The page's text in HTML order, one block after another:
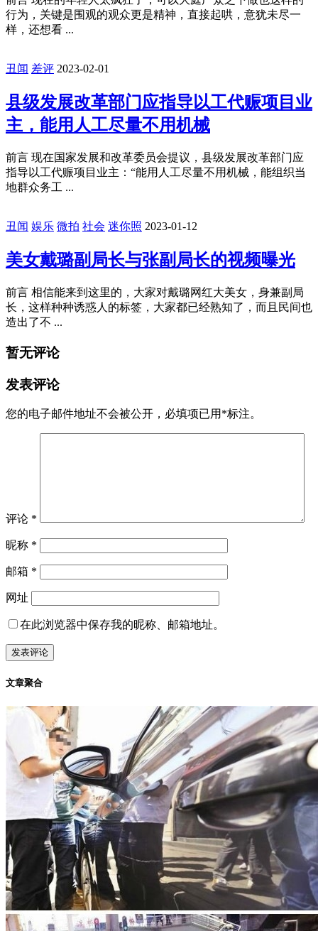
丑闻 2026-03-16
长沙解放西广场附近的大瓜